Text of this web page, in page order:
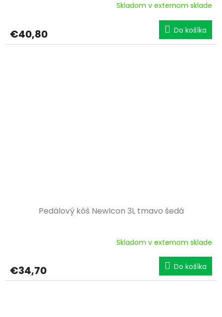
Skladom v externom sklade
€40,80 Do košíka
Pedálový kôš NewIcon 3L tmavo šedá
Skladom v externom sklade
€34,70 Do košíka